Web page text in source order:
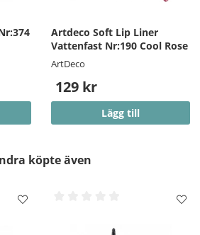
Artdeco Soft Lip Liner
Vattenfast Nr:190 Cool Rose
ArtDeco
129 kr
Lägg till
köpte även